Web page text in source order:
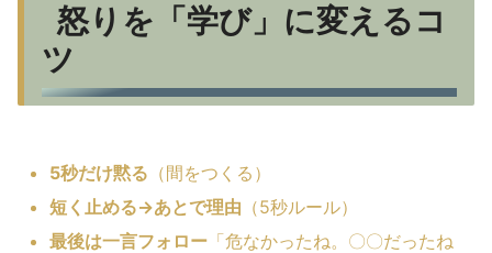
怒りを「学び」に変えるコ
ツ
5秒だけ黙る （間をつくる）
短く止める→あとで理由 （5秒ルール）
最後は一言フォロー 「危なかったね。〇〇だったね